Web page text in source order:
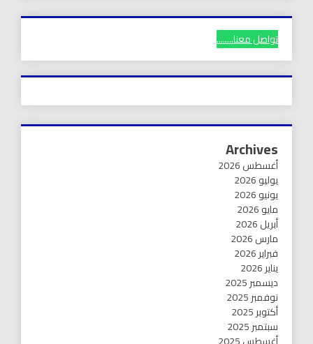
تواصل معنا........
Archives
أغسطس 2026
يوليو 2026
يونيو 2026
مايو 2026
أبريل 2026
مارس 2026
فبراير 2026
يناير 2026
ديسمبر 2025
نوفمبر 2025
أكتوبر 2025
سبتمبر 2025